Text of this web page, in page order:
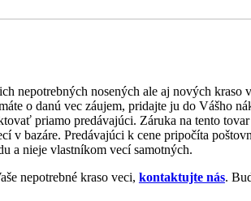
nepotrebných nosených ale aj nových
o danú vec záujem, pridajte ju do Vášho
priamo predávajúci. Záruka na tento
v bazáre. Predávajúci k cene pripočíta
a nieje vlastníkom vecí samotných.
nepotrebné kraso veci, kontaktujte nás.